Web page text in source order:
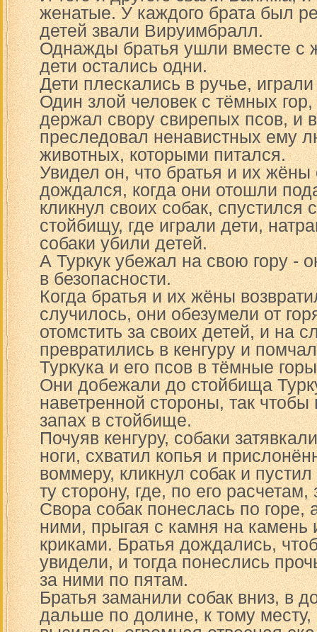
женатые. У каждого брата был
детей звали Вируимбралл.
Однажды братья ушли вместе с
дети остались одни.
Дети плескались в ручье,
Один злой человек с тёмных
держал свору свирепых псов, и
преследовал ненавистных ему
животных, которыми питался.
Увидел он, что братья и их жёны
дождался, когда они отошли
кликнул своих собак, спустился
стойбищу, где играли дети,
собаки убили детей.
А Туркук убежал на свою гору -
в безопасности.
Когда братья и их жёны
случилось, они обезумели от
отомстить за своих детей, и на
превратились в кенгуру и
Туркука и его псов в тёмные
Они добежали до стойбища
наветренной стороны, так чтобы
запах в стойбище.
Почуяв кенгуру, собаки
ноги, схватил копья и
воммеру, кликнул собак и
ту сторону, где, по его расчетам,
Свора собак понеслась по горе,
ними, прыгая с камня на камень
криками. Братья дождались,
увидели, и тогда понеслись
за ними по пятам.
Братья заманили собак вниз, в
дальше по долине, к тому месту,